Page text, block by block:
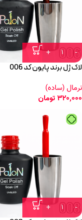
لاک ژل برند پایون کد 006
نرمال (ساده)
320,000تومان